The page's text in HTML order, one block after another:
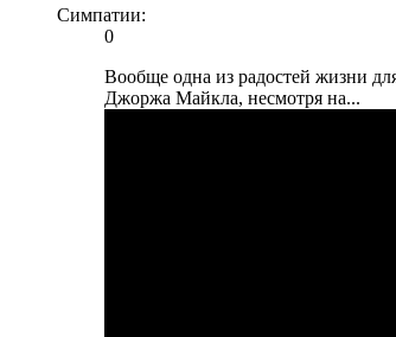
Симпатии:
0
Вообще одна из радостей жизни
Джоржа Майкла, несмотря на...